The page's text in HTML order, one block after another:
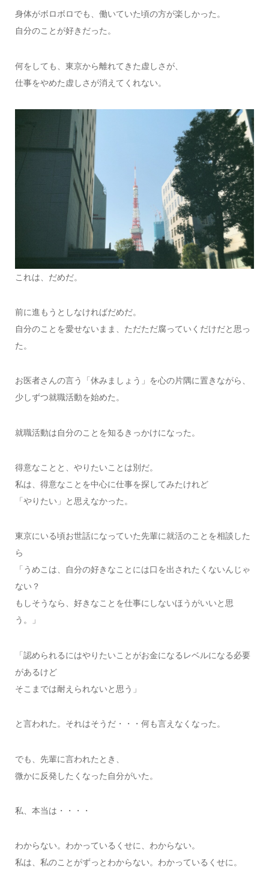
身体がボロボロでも、働いていた頃の方が楽しかった。
自分のことが好きだった。
何をしても、東京から離れてきた虚しさが、
仕事をやめた虚しさが消えてくれない。
これは、だめだ。
前に進もうとしなければだめだ。
自分のことを愛せないまま、ただただ腐っていくだけだと思っ
た。
お医者さんの言う「休みましょう」を心の片隅に置きながら、
少しずつ就職活動を始めた。
就職活動は自分のことを知るきっかけになった。
得意なことと、やりたいことは別だ。
私は、得意なことを中心に仕事を探してみたけれど
「やりたい」と思えなかった。
東京にいる頃お世話になっていた先輩に就活のことを相談した
ら
「うめこは、自分の好きなことには口を出されたくないんじゃ
ない？
もしそうなら、好きなことを仕事にしないほうがいいと思
う。」
「認められるにはやりたいことがお金になるレベルになる必要
があるけど
そこまでは耐えられないと思う」
と言われた。それはそうだ・・・何も言えなくなった。
でも、先輩に言われたとき、
微かに反発したくなった自分がいた。
私、本当は・・・・
わからない。わかっているくせに、わからない。
私は、私のことがずっとわからない。わかっているくせに。